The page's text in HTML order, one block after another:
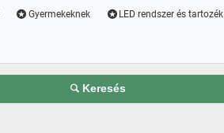
Gyermekeknek LED rendszer és tartozék
Keresés